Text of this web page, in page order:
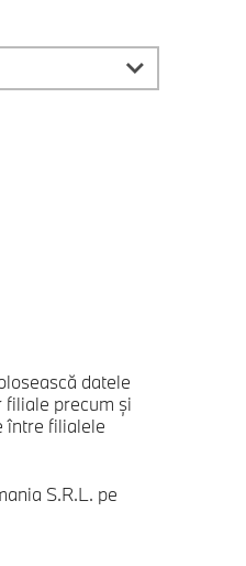
datele
filiale precum și
între filialele
S.R.L. pe